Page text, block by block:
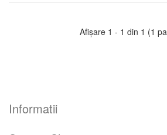
Afişare 1 - 1 din 1 (1
Informatii